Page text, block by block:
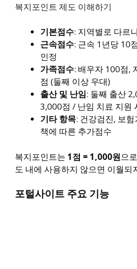
복지포인트 제도 이해하기
기본점수: 지역별로 다르
근속점수: 근속 1년당 10
인정
가족점수: 배우자 100점,
점 (둘째 이상 우대)
출산 및 난임: 둘째 출산
3,000점 / 난임 치료 지원
기타 항목: 건강검진, 보
책에 따른 추가점수
복지포인트는 1점 = 1,000원으
도 내에 사용하지 않으면 이월되
포털사이트 주요 기능